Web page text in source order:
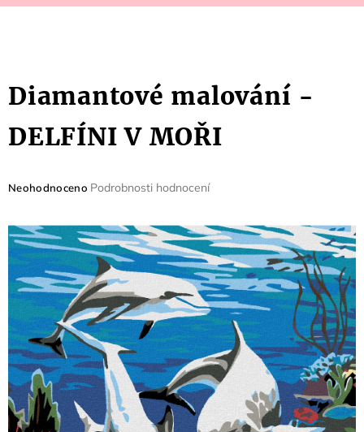
Diamantové malování -
DELFÍNI V MOŘI
Průměrné
je
0,0
z
hvězdiček.
Neohodnoceno Podrobnosti hodnocení